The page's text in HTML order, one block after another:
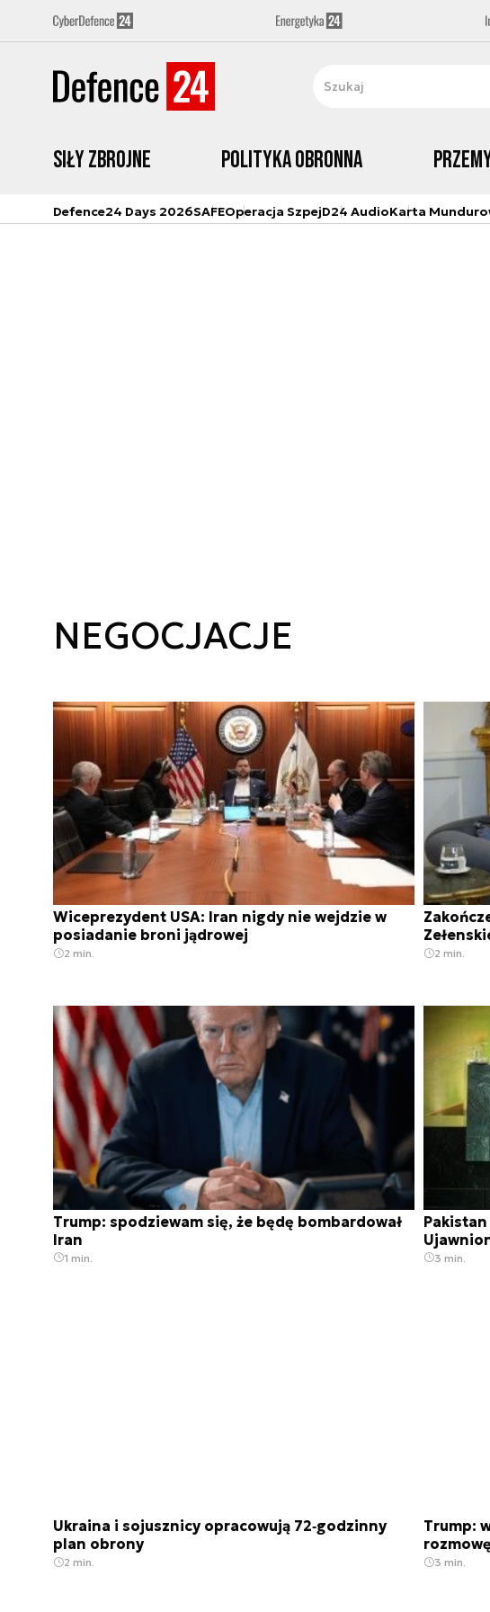
Siły zbrojne Polityka obronna
Defence24 Days 2026SAFEOperacja SzpejD24 AudioKarta
NEGOCJACJE
Wiceprezydent USA: Iran nigdy nie wejdzie w
posiadanie broni jądrowej
2 min. 2 min.
Trump: spodziewam się, że będę bombardował
Iran
1 min. 3 min.
Ukraina i sojusznicy opracowują 72‑godzinny
plan obrony
2 min.
Trump:
3 min.